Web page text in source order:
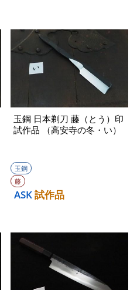
玉鋼 日本剃刀 藤（とう）印
試作品 （高安寺の冬・い）
玉鋼
藤
ASK試作品